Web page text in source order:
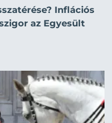
Inflációs
az Egyesült